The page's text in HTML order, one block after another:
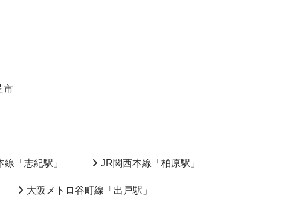
市
線「志紀駅」 JR関西本線「柏原駅」
大阪メトロ谷町線「出戸駅」